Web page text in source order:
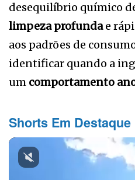
desequilíbrio químico
limpeza profundae
aos padrões de
identificar quando a
um comportamento
Shorts Em Destaque